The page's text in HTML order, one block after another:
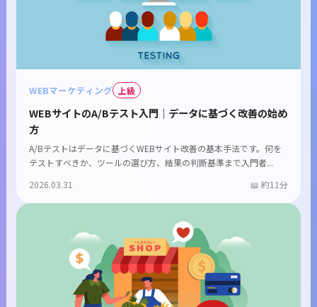
WEBマーケティング 上級
WEBサイトのA/Bテスト入門｜データに基づく改善の始め
方
A/Bテストはデータに基づくWEBサイト改善の基本手法です。何を
テストすべきか、ツールの選び方、結果の判断基準まで入門者...
2026.03.31
約11分